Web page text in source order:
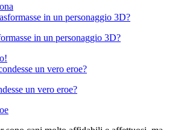
in un personaggio 3D?
un vero eroe?